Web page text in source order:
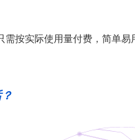
需按实际使用量付费，简单